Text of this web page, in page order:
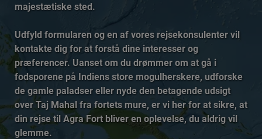
majestætiske sted.
Udfyld formularen og en af vores rejsekonsulenter vil
kontakte dig for at forstå dine interesser og
præferencer. Uanset om du drømmer om at gå i
fodsporene på Indiens store mogulherskere, udforske
de gamle paladser eller nyde den betagende udsigt
over Taj Mahal fra fortets mure, er vi her for at sikre, at
din rejse til Agra Fort bliver en oplevelse, du aldrig vil
glemme.